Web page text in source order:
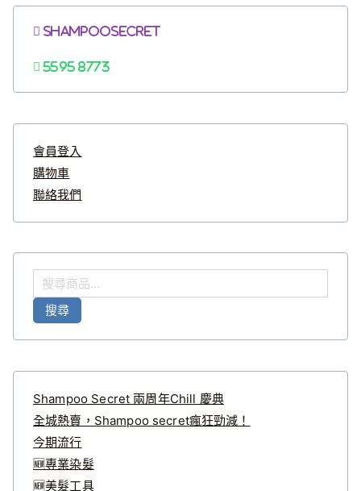
Shampoosecret
5595 8773
會員登入
購物車
聯絡我們
搜
尋
搜尋
Shampoo Secret 兩周年Chill 慶典
全城熱賣，Shampoo secret瘋狂勁減！
今期流行
🆕專業染髮
🆕美髮工具